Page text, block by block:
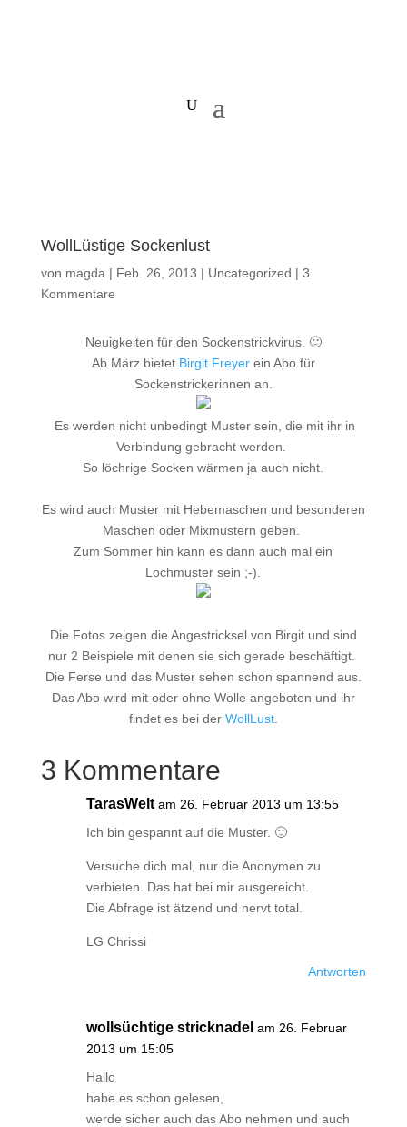
WollLüstige Sockenlust
von magda | Feb. 26, 2013 | Uncategorized | 3
Kommentare
Neuigkeiten für den Sockenstrickvirus. 🙂
Ab März bietet Birgit Freyerein Abo für
Sockenstrickerinnen an.
Es werden nicht unbedingt Muster sein, die mit ihr in
Verbindung gebracht werden.
So löchrige Socken wärmen ja auch nicht.
Es wird auch Muster mit Hebemaschen und besonderen
Maschen oder Mixmustern geben.
Zum Sommer hin kann es dann auch mal ein
Lochmuster sein ;-).
Die Fotos zeigen die Angestricksel von Birgit und sind
nur 2 Beispiele mit denen sie sich gerade beschäftigt.
Die Ferse und das Muster sehen schon spannend aus.
Das Abo wird mit oder ohne Wolle angeboten und ihr
findet es bei der WollLust.
3 Kommentare
TarasWelt am 26. Februar 2013 um 13:55
Ich bin gespannt auf die Muster. 🙂
Versuche dich mal, nur die Anonymen zu
verbieten. Das hat bei mir ausgereicht.
Die Abfrage ist ätzend und nervt total.
LG Chrissi
Antworten
wollsüchtige stricknadel am 26. Februar
2013 um 15:05
Hallo
habe es schon gelesen,
werde sicher auch das Abo nehmen und auch